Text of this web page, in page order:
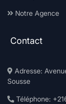
Notre Agence
Contact
Adresse:
Sousse
Téléphone: